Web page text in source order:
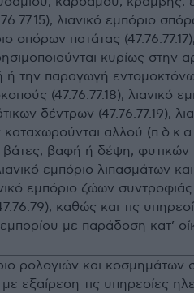
λιανικό εμπόριο
σπόρων πατάτας
κυρίως στην
ή την παραγωγή
(47.76.77.18), λιανικό
δέντρων (47.76.77.19),
αλλού
βάτες, βαφή ή δέψη, φυτικών
εμπόριο λιπασμάτων
εμπόριο ζώων
καθώς και τις
με παράδοση κατ’
ρολογιών και κοσμημάτων
εξαίρεση τις υπηρεσίες